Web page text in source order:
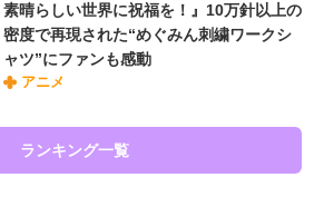
素晴らしい世界に祝福を！』10万針以上の
密度で再現された“めぐみん刺繍ワークシ
ャツ”にファンも感動
アニメ
ランキング一覧